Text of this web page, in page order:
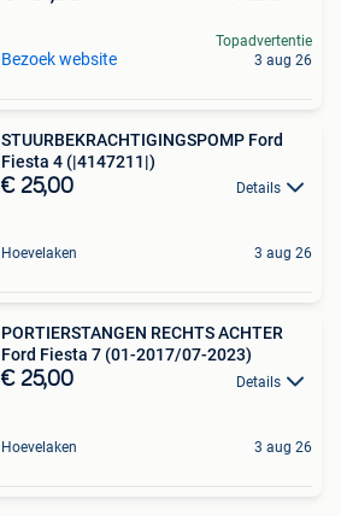
Bezoek website
Topadvertentie
3 aug 26
STUURBEKRACHTIGINGSPOMP Ford
Fiesta 4 (|4147211|)
€ 25,00 Details
Hoevelaken 3 aug 26
PORTIERSTANGEN RECHTS ACHTER
Ford Fiesta 7 (01-2017/07-2023)
€ 25,00 Details
Hoevelaken 3 aug 26